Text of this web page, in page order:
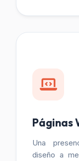
Páginas
Una
diseño a